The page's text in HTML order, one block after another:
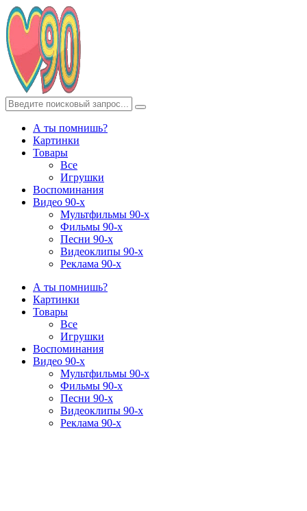
А ты помнишь?
Картинки
Товары
Все
Игрушки
Воспоминания
Видео 90-х
Мультфильмы 90-х
Фильмы 90-х
Песни 90-х
Видеоклипы 90-х
Реклама 90-х
А ты помнишь?
Картинки
Товары
Все
Игрушки
Воспоминания
Видео 90-х
Мультфильмы 90-х
Фильмы 90-х
Песни 90-х
Видеоклипы 90-х
Реклама 90-х